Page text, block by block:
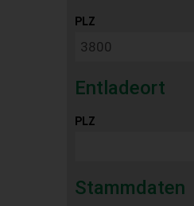
PLZ
Entladeort
PLZ
Stammdaten